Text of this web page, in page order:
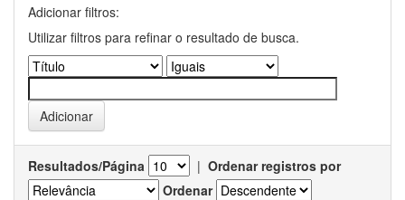
Adicionar filtros:
Utilizar filtros para refinar o resultado de busca.
Resultados/Página | Ordenar registros por
Ordenar